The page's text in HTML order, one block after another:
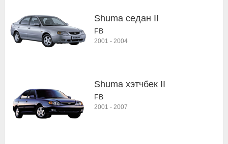
Shuma седан II
FB
2001 - 2004
Shuma хэтчбек II
FB
2001 - 2007